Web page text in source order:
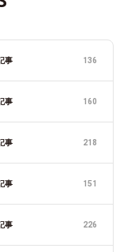
事 136
事 160
事 218
事 151
事 226